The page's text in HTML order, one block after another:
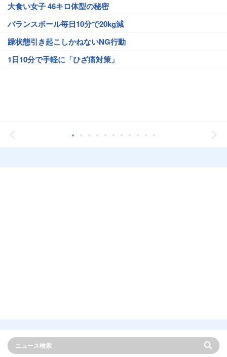
大食い女子 46キロ体型の秘密
バランスボール毎日10分で20kg減
躁状態引き起こしかねないNG行動
1日10分で手軽に「ひざ痛対策」